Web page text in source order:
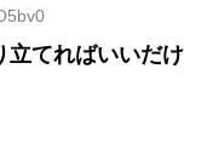
立てればいいだけ